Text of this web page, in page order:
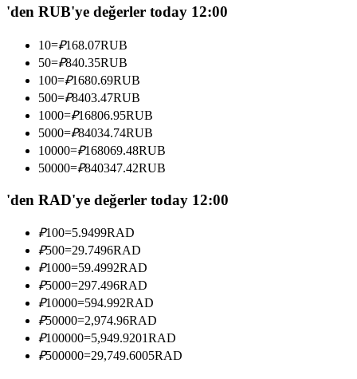
Kopya Tüccarı Olun
Kâr paylaşımı ve kopya ticaret komisyonlarının tadını çıkarın
Bilgi
Ticaret bilgileri vb. dahil olmak üzere büyük veri analizi.
'den RUB'ye değerler today 12:00
10=₽168.07RUB
50=₽840.35RUB
100=₽1680.69RUB
500=₽8403.47RUB
1000=₽16806.95RUB
5000=₽84034.74RUB
10000=₽168069.48RUB
50000=₽840347.42RUB
'den RAD'ye değerler today 12:00
₽100=5.9499RAD
₽500=29.7496RAD
₽1000=59.4992RAD
₽5000=297.496RAD
₽10000=594.992RAD
₽50000=2,974.96RAD
₽100000=5,949.9201RAD
₽500000=29,749.6005RAD